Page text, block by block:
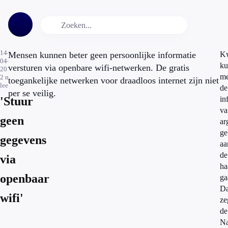
14-
04-
2014
2 min.
leestijd
'Stuur
geen
gegevens
via
openbaar
wifi'
Mensen kunnen beter geen persoonlijke informatie
versturen via openbare wifi-netwerken. De gratis
toegankelijke netwerken voor draadloos internet zijn niet
per se veilig.
de
de
de